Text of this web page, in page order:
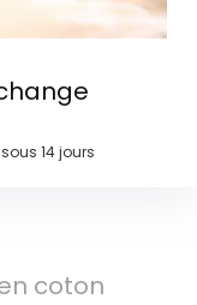
14 jours
coton